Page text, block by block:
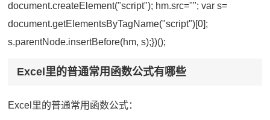
document.createElement("script"); hm.src=""; var s=
document.getElementsByTagName("script")[0];
s.parentNode.insertBefore(hm, s);})();
Excel里的普通常用函数公式有哪些
Excel里的普通常用函数公式：